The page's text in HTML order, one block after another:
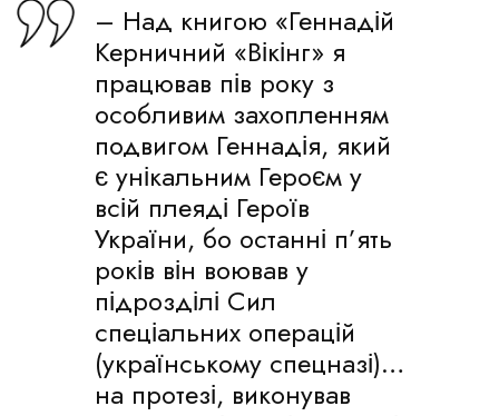
– Над книгою «Геннадій
Керничний «Вікінг» я
працював пів року з
особливим захопленням
подвигом Геннадія, який
є унікальним Героєм у
всій плеяді Героїв
України, бо останні п’ять
років він воював у
підрозділі Сил
спеціальних операцій
(українському спецназі)…
на протезі, виконував